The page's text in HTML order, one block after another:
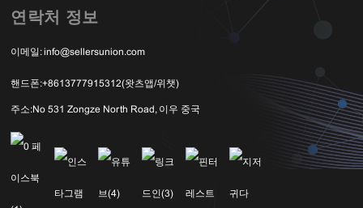
연락처 정보
이메일: info@sellersunion.com
핸드폰:+8613777915312(왓츠앱/위챗)
주소:No 531 Zongze North Road, 이우 중국